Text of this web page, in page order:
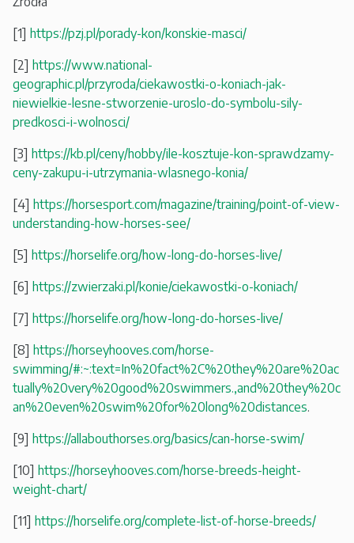
[1] https://pzj.pl/porady-kon/konskie-masci/
[2] https://www.national-
geographic.pl/przyroda/ciekawostki-o-koniach-jak-
niewielkie-lesne-stworzenie-uroslo-do-symbolu-sily-
predkosci-i-wolnosci/
[3] https://kb.pl/ceny/hobby/ile-kosztuje-kon-sprawdzamy-
ceny-zakupu-i-utrzymania-wlasnego-konia/
[4] https://horsesport.com/magazine/training/point-of-view-
understanding-how-horses-see/
[5] https://horselife.org/how-long-do-horses-live/
[6] https://zwierzaki.pl/konie/ciekawostki-o-koniach/
[7] https://horselife.org/how-long-do-horses-live/
[8] https://horseyhooves.com/horse-
swimming/#:~:text=In%20fact%2C%20they%20are%20ac
tually%20very%20good%20swimmers.,and%20they%20c
an%20even%20swim%20for%20long%20distances.
[9] https://allabouthorses.org/basics/can-horse-swim/
[10] https://horseyhooves.com/horse-breeds-height-
weight-chart/
[11] https://horselife.org/complete-list-of-horse-breeds/